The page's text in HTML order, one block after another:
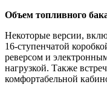
Объем топливного
Некоторые версии,
16-ступенчатой
реверсом и
нагрузкой. Также
комфортабельной